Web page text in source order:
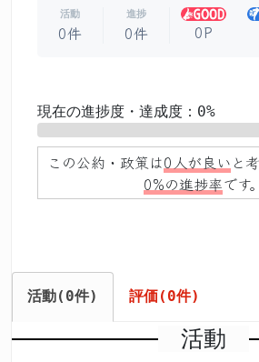
活動
0件
進捗
0件 0P
現在の進捗度・達成度：0%
この公約・政策は0人が良い と
0%の進捗率です。
活動(0件) 評価(0件)
活動